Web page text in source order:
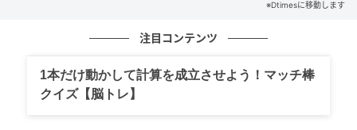
アプリのインストールを必要としない設計のため、テ
入口を増やせます。
※Dtimesに移動します
注目コンテンツ
1本だけ動かして計算を成立させよう！マッチ棒
クイズ【脳トレ】